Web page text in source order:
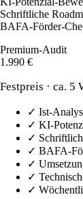
Schriftliche
BAFA-Förder-
Premium-Audit
1.990 €
Festpreis · ca. 5
✓ Ist-
✓ KI-
✓
✓ BAFA-
✓
✓
✓